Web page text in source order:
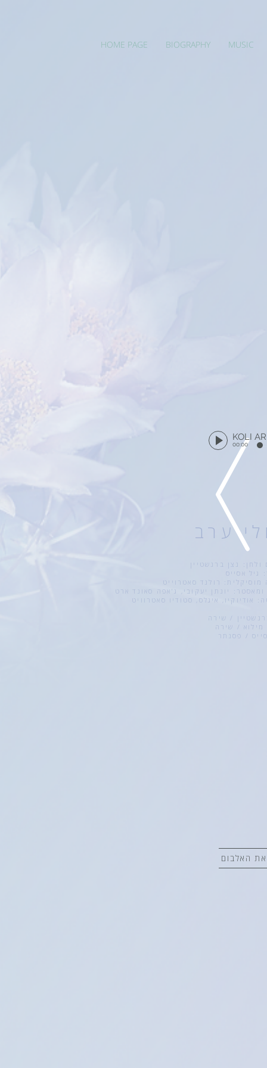
KOLI
00:00
ערב
ולחן: נצן ברנשטיין
גיל אסייס
רולנד סאטרוייט
יונתן יעקובי, ג'אפה סאונד ארט
אודיוקיו, איגלס, סטודיו סאטרוויט
/ שירה
/ שירה
/ פסנתר
האלבום
HOME PAGE BIOGRAPHY MUSIC